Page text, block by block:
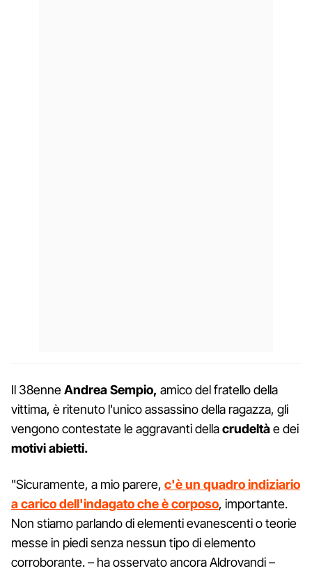
Il 38enneAndrea Sempio, amico del fratello della
vittima, è ritenuto l'unico assassino della ragazza, gli
vengono contestate le aggravanti dellacrudeltàe dei
motivi abietti.
"Sicuramente, a mio parere, c'è un quadro indiziario
a carico dell'indagato che è corposo, importante.
Non stiamo parlando di elementi evanescenti o teorie
messe in piedi senza nessun tipo di elemento
corroborante. – ha osservato ancora Aldrovandi –